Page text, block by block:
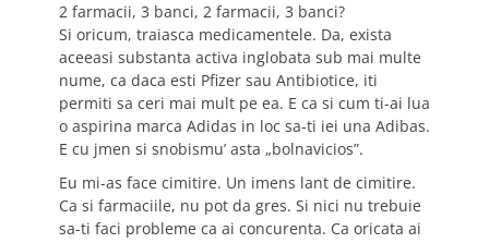
2 farmacii, 3 banci, 2 farmacii, 3 banci?
Si oricum, traiasca medicamentele. Da, exista
aceeasi substanta activa inglobata sub mai multe
nume, ca daca esti Pfizer sau Antibiotice, iti
permiti sa ceri mai mult pe ea. E ca si cum ti-ai lua
o aspirina marca Adidas in loc sa-ti iei una Adibas.
E cu jmen si snobismu’ asta „bolnavicios”.
Eu mi-as face cimitire. Un imens lant de cimitire.
Ca si farmaciile, nu pot da gres. Si nici nu trebuie
sa-ti faci probleme ca ai concurenta. Ca oricata ai